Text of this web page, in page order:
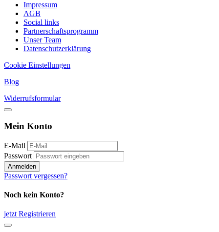
Impressum
AGB
Social links
Partnerschaftsprogramm
Unser Team
Datenschutzerklärung
Cookie Einstellungen
Blog
Widerrufsformular
Mein Konto
E-Mail
Passwort
Anmelden
Passwort vergessen?
Noch kein Konto?
jetzt Registrieren